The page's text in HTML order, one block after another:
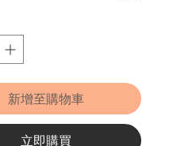
新增至購物車
立即購買